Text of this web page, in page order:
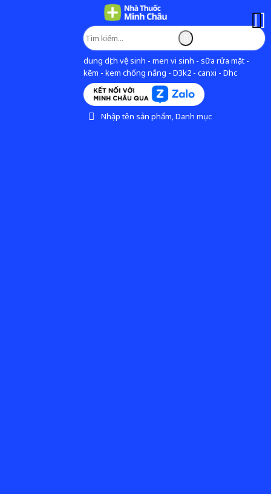
dung dịch vệ sinh - men vi sinh - sữa rửa mặt -
kẽm - kem chống nắng - D3k2 - canxi - Dhc
Nhập tên sản phẩm, Danh mục